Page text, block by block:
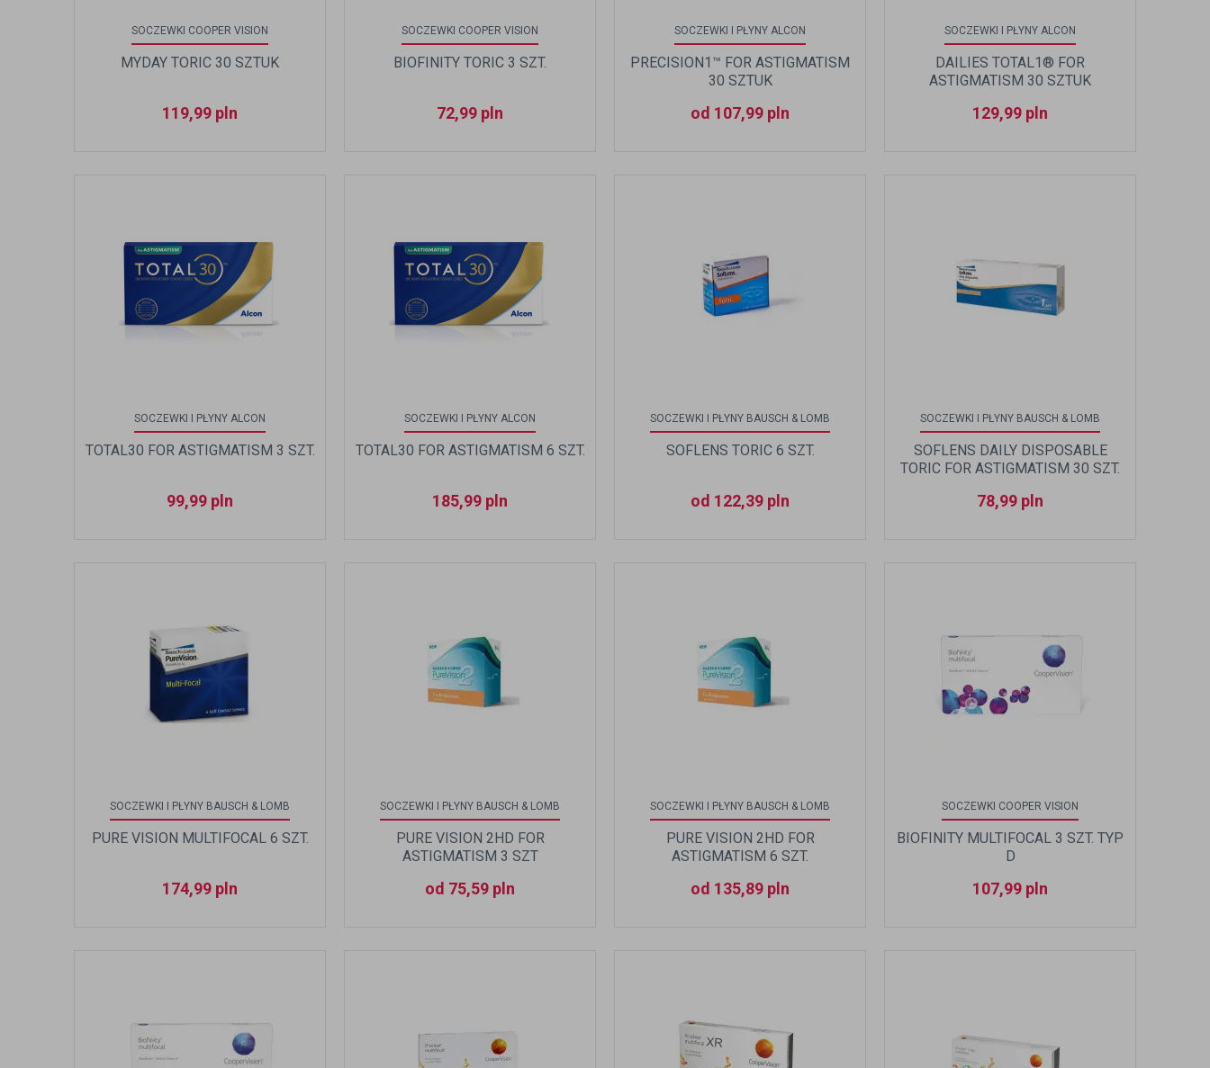
SOCZEWKI COOPER VISION
MYDAY TORIC 30 SZTUK
119,99 pln
SOCZEWKI COOPER VISION
BIOFINITY TORIC 3 SZT.
72,99 pln
SOCZEWKI I PŁYNY ALCON
PRECISION1™ FOR ASTIGMATISM
30 SZTUK
od 107,99 pln
SOCZEWKI I PŁYNY ALCON
DAILIES TOTAL1® FOR
ASTIGMATISM 30 SZTUK
129,99 pln
SOCZEWKI I PŁYNY ALCON
TOTAL30 FOR ASTIGMATISM 3 SZT.
99,99 pln
SOCZEWKI I PŁYNY ALCON
TOTAL30 FOR ASTIGMATISM 6 SZT.
185,99 pln
SOCZEWKI I PŁYNY BAUSCH & LOMB
SOFLENS TORIC 6 SZT.
od 122,39 pln
SOCZEWKI I PŁYNY BAUSCH & LOMB
SOFLENS DAILY DISPOSABLE
TORIC FOR ASTIGMATISM 30 SZT.
78,99 pln
SOCZEWKI I PŁYNY BAUSCH & LOMB
PURE VISION MULTIFOCAL 6 SZT.
174,99 pln
SOCZEWKI I PŁYNY BAUSCH & LOMB
PURE VISION 2HD FOR
ASTIGMATISM 3 SZT
od 75,59 pln
SOCZEWKI I PŁYNY BAUSCH & LOMB
PURE VISION 2HD FOR
ASTIGMATISM 6 SZT.
od 135,89 pln
SOCZEWKI COOPER VISION
BIOFINITY MULTIFOCAL 3 SZT. TYP
D
107,99 pln